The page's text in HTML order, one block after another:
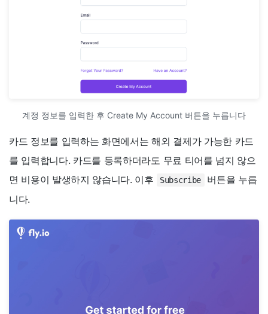
계정 정보를 입력한 후 Create My Account 버튼을 누릅니다
카드 정보를 입력하는 화면에서는 해외 결제가 가능한 카드
를 입력합니다. 카드를 등록하더라도 무료 티어를 넘지 않으
면 비용이 발생하지 않습니다. 이후
Subscribe
버튼을 누릅
니다.